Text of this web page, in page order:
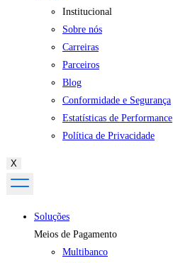
Institucional
Sobre nós
Carreiras
Parceiros
Blog
Conformidade e Segurança
Estatísticas de Performance
Política de Privacidade
X
Soluções
Meios de Pagamento
Multibanco